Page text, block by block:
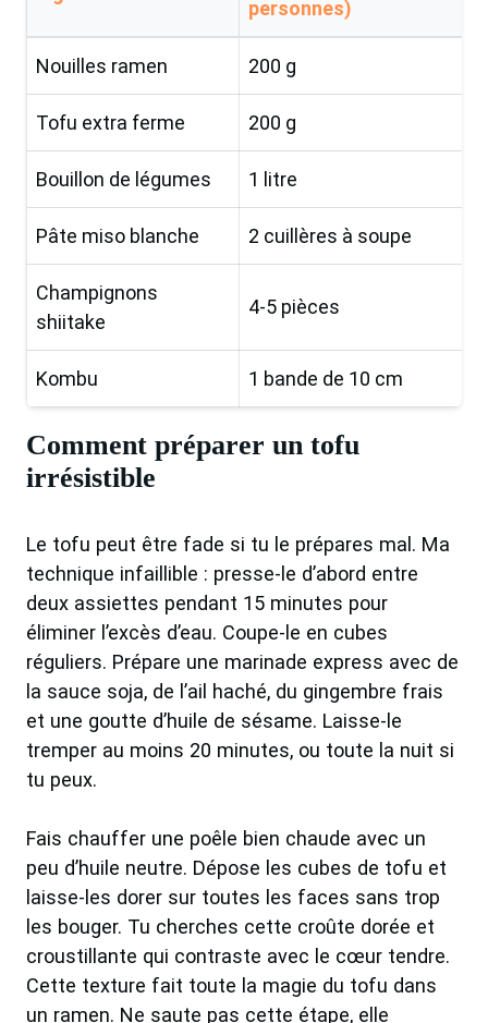
personnes)
Nouilles ramen 200 g
Tofu extra ferme 200 g
Bouillon de légumes 1 litre
Pâte miso blanche 2 cuillères à soupe
Champignons
shiitake
4-5 pièces
Kombu 1 bande de 10 cm
Comment préparer un tofu
irrésistible
Le tofu peut être fade si tu le prépares mal. Ma
technique infaillible : presse-le d’abord entre
deux assiettes pendant 15 minutes pour
éliminer l’excès d’eau. Coupe-le en cubes
réguliers. Prépare une marinade express avec de
la sauce soja, de l’ail haché, du gingembre frais
et une goutte d’huile de sésame. Laisse-le
tremper au moins 20 minutes, ou toute la nuit si
tu peux.
Fais chauffer une poêle bien chaude avec un
peu d’huile neutre. Dépose les cubes de tofu et
laisse-les dorer sur toutes les faces sans trop
les bouger. Tu cherches cette croûte dorée et
croustillante qui contraste avec le cœur tendre.
Cette texture fait toute la magie du tofu dans
un ramen. Ne saute pas cette étape, elle